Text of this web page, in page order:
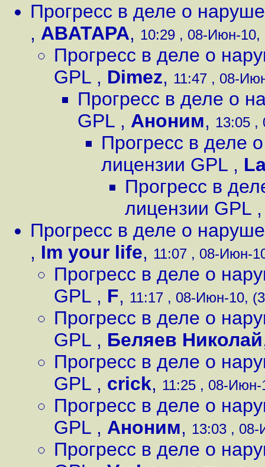
Прогресс в деле о
, ABATAPA, 10:29 , 08-Июн-10,
Прогресс в деле о
GPL , Dimez, 11:47 , 08-
Прогресс в деле о
GPL , Аноним, 13:05 ,
Прогресс в деле
лицензии GPL ,
Прогресс в
лицензии GPL
Прогресс в деле о
, Im your life, 11:07 , 08-Июн-
Прогресс в деле о
GPL , F, 11:17 , 08-Июн-10,
Прогресс в деле о
GPL , Беляев Николай
Прогресс в деле о
GPL , crick, 11:25 , 08-Июн-
Прогресс в деле о
GPL , Аноним, 13:03 ,
Прогресс в деле о